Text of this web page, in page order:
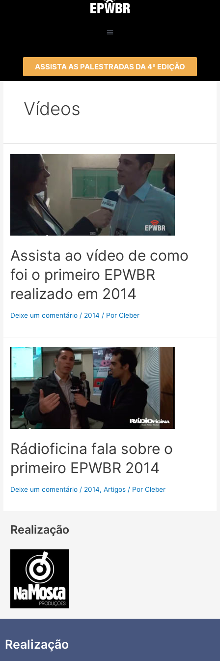
ASSISTA AS PALESTRADAS DA 4ª EDIÇÃO
Vídeos
Assista ao vídeo de como
foi o primeiro EPWBR
realizado em 2014
Deixe um comentário / 2014 / PorCleber
Rádioficina fala sobre o
primeiro EPWBR 2014
Deixe um comentário / 2014,Artigos / PorCleber
Realização
Realização